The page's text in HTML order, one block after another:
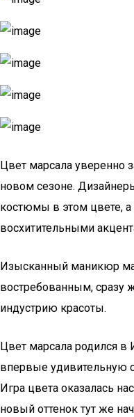
Цвет марсала уверенно
новом сезоне.
костюмы в этом цвете,
восхитительными
Изысканный маникюр
востребованным, сразу
индустрию красоты.
Цвет марсала родился в
впервые удивительную
Игра цвета оказалась
новый оттенок тут же